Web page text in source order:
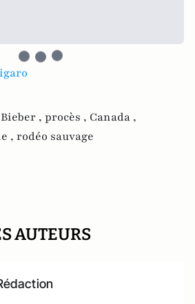
, procès , Canada ,
, rodéo sauvage
AUTEURS